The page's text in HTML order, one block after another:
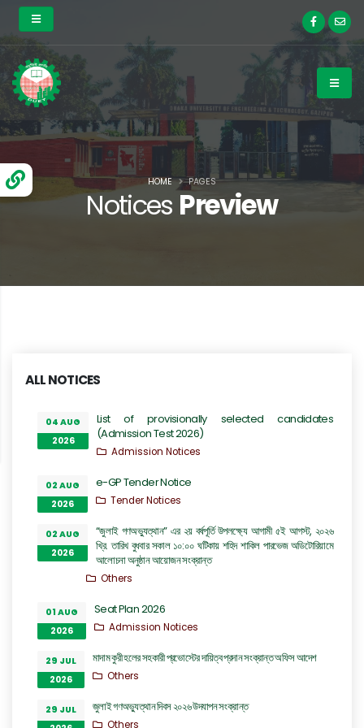
Notices Preview
HOME PAGES
ALL NOTICES
04 AUG
2026
List of provisionally selected candidates
(Admission Test 2026)
Admission Notices
02 AUG
2026
e-GP Tender Notice
Tender Notices
02 AUG
2026
“জুলাই গণঅভ্যুত্থান” এর ২য় বর্ষপূর্তি উপলক্ষ্যে আগামী ৫ই আগস্ট, ২০২৬
খ্রি. তারিখ বুধবার সকাল ১০:০০ ঘটিকায় শহিদ শাকিল পারভেজ অডিটোরিয়ামে
আলোচনা অনুষ্ঠান আয়োজন সংক্রান্ত
Others
01 AUG
2026
Seat Plan 2026
Admission Notices
29 JUL
2026
মাদাম কুরী হলের সহকারী প্রভোস্টের দায়িত্ব প্রদান সংক্রান্ত অফিস আদেশ
Others
29 JUL
জুলাই গণঅভ্যুত্থান দিবস ২০২৬ উদযাপন সংক্রান্ত
Others